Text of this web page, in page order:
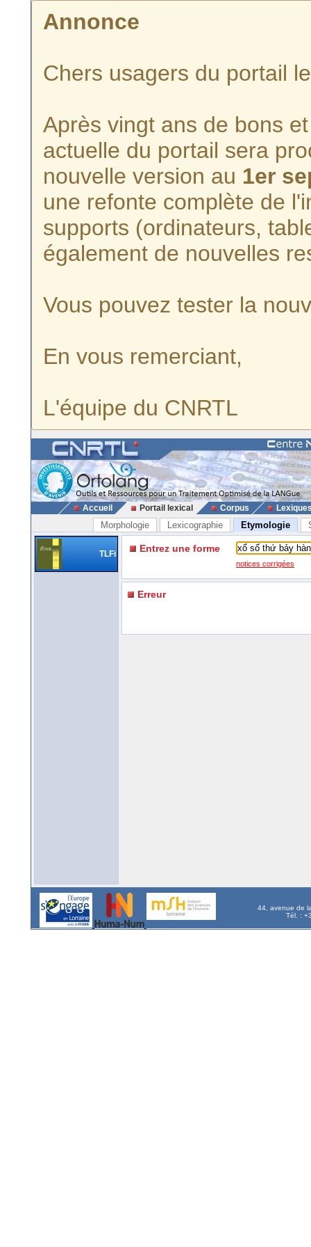
Annonce
Chers usagers du portail
Après vingt ans de bons
actuelle du portail sera
nouvelle version au 1er
une refonte complète de
supports (ordinateurs,
également de nouvelles
Vous pouvez tester la
En vous remerciant,
L'équipe du CNRTL
Accueil Portail lexical Corpus
Morphologie Lexicographie Etymologie
TLFi Entrez une forme
notices corrigées
Erreur
44, avenue de
Tél. :